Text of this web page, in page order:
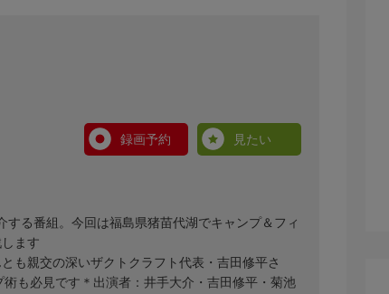
録画予約
見たい
る番組。今回は福島県猪苗代湖でキャンプ＆フィ
ます
も親交の深いザクトクラフト代表・吉田修平さ
も必見です＊出演者：井手大介・吉田修平・菊池